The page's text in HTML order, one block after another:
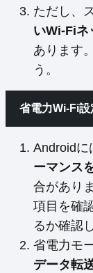
ただし、
いWi-Fiネ
あります
う。
省電力Wi-Fi
Androidに
ーマンス
合があり
項目を確
るか確認
省電力モ
データ転